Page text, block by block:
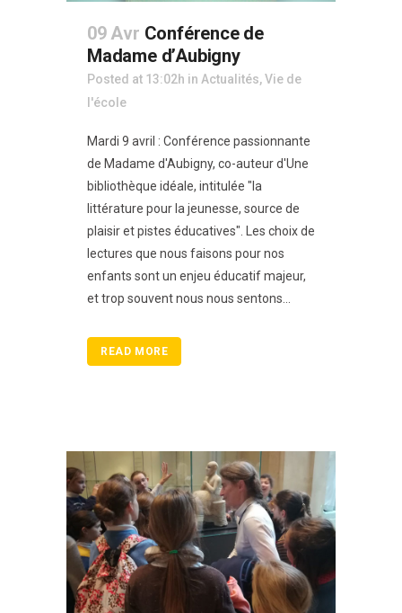
09 Avr Conférence de
Madame d’Aubigny
Posted at 13:02h in Actualités,Vie de
l'école
Mardi 9 avril : Conférence passionnante
de Madame d'Aubigny, co-auteur d'Une
bibliothèque idéale, intitulée "la
littérature pour la jeunesse, source de
plaisir et pistes éducatives". Les choix de
lectures que nous faisons pour nos
enfants sont un enjeu éducatif majeur,
et trop souvent nous nous sentons...
READ MORE